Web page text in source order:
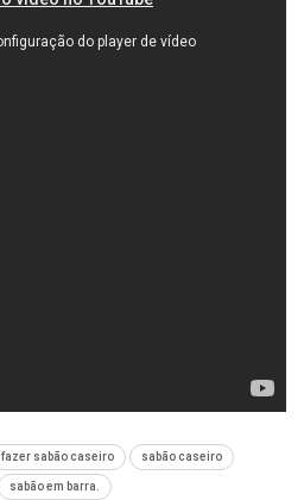
fazer sabão caseiro sabão caseiro
sabão em barra.